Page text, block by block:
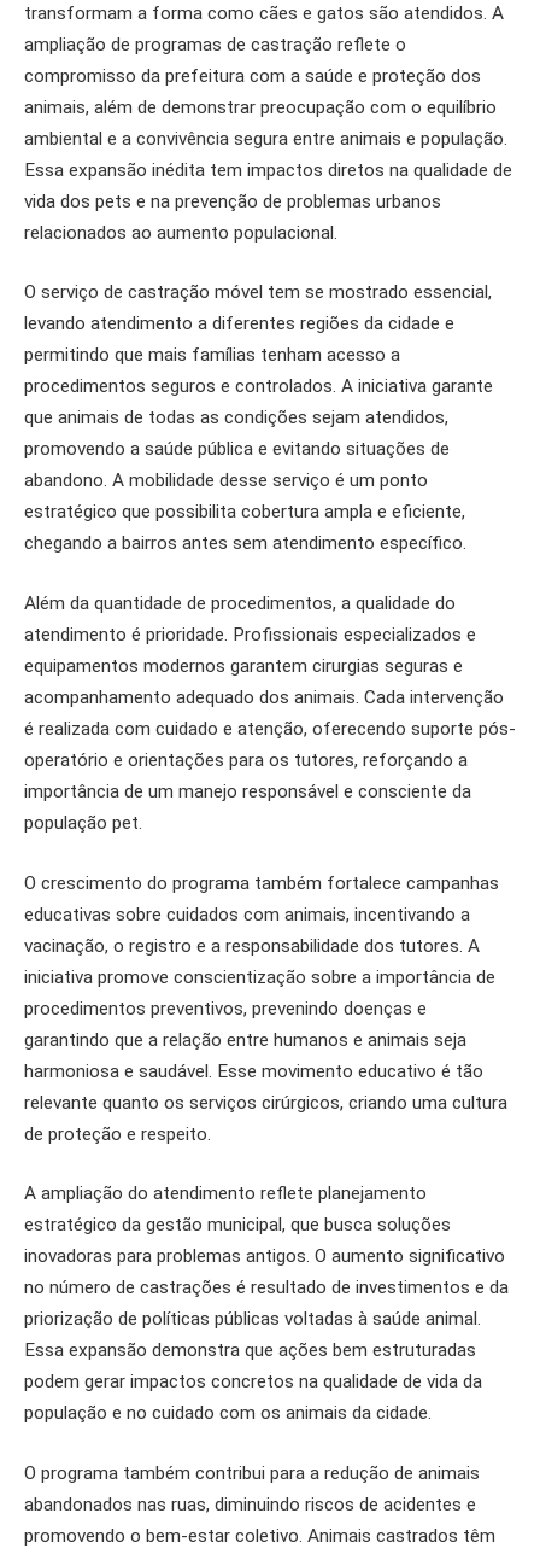
transformam a forma como cães e gatos são atendidos. A
ampliação de programas de castração reflete o
compromisso da prefeitura com a saúde e proteção dos
animais, além de demonstrar preocupação com o equilíbrio
ambiental e a convivência segura entre animais e população.
Essa expansão inédita tem impactos diretos na qualidade de
vida dos pets e na prevenção de problemas urbanos
relacionados ao aumento populacional.
O serviço de castração móvel tem se mostrado essencial,
levando atendimento a diferentes regiões da cidade e
permitindo que mais famílias tenham acesso a
procedimentos seguros e controlados. A iniciativa garante
que animais de todas as condições sejam atendidos,
promovendo a saúde pública e evitando situações de
abandono. A mobilidade desse serviço é um ponto
estratégico que possibilita cobertura ampla e eficiente,
chegando a bairros antes sem atendimento específico.
Além da quantidade de procedimentos, a qualidade do
atendimento é prioridade. Profissionais especializados e
equipamentos modernos garantem cirurgias seguras e
acompanhamento adequado dos animais. Cada intervenção
é realizada com cuidado e atenção, oferecendo suporte pós-
operatório e orientações para os tutores, reforçando a
importância de um manejo responsável e consciente da
população pet.
O crescimento do programa também fortalece campanhas
educativas sobre cuidados com animais, incentivando a
vacinação, o registro e a responsabilidade dos tutores. A
iniciativa promove conscientização sobre a importância de
procedimentos preventivos, prevenindo doenças e
garantindo que a relação entre humanos e animais seja
harmoniosa e saudável. Esse movimento educativo é tão
relevante quanto os serviços cirúrgicos, criando uma cultura
de proteção e respeito.
A ampliação do atendimento reflete planejamento
estratégico da gestão municipal, que busca soluções
inovadoras para problemas antigos. O aumento significativo
no número de castrações é resultado de investimentos e da
priorização de políticas públicas voltadas à saúde animal.
Essa expansão demonstra que ações bem estruturadas
podem gerar impactos concretos na qualidade de vida da
população e no cuidado com os animais da cidade.
O programa também contribui para a redução de animais
abandonados nas ruas, diminuindo riscos de acidentes e
promovendo o bem-estar coletivo. Animais castrados têm